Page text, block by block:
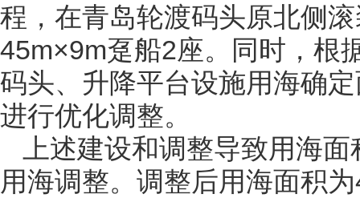
程，在青岛轮渡码头原北侧
45m×9m趸船2座。同时，根
码头、升降平台设施用海确
进行优化调整。
上述建设和调整导致用海
用海调整。调整后用海面积